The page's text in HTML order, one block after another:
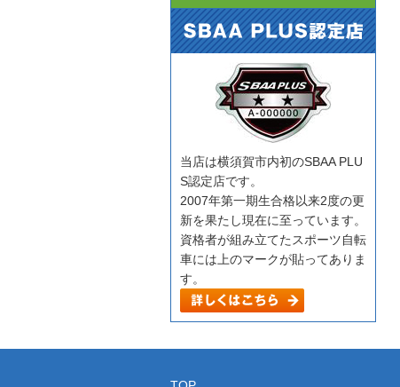
当店は横須賀市内初のSBAA PLU
S認定店です。
2007年第一期生合格以来2度の更
新を果たし現在に至っています。
資格者が組み立てたスポーツ自転
車には上のマークが貼ってありま
す。